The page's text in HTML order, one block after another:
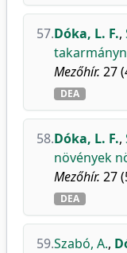
57.Dóka, L. F.,
Mezőhír. 27
DEA
58.Dóka, L. F.,
növények
Mezőhír. 27
DEA
59.Szabó, A.,